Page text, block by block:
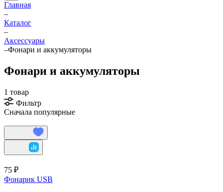
Главная
–
Каталог
–
Аксессуары
–Фонари и аккумуляторы
Фонари и аккумуляторы
1 товар
Фильтр
Сначала популярные
75 ₽
Фонарик USB